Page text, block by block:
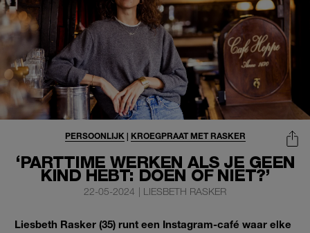
‘PARTTIME WERKEN ALS JE GEEN
KIND HEBT: DOEN OF NIET?’
PERSOONLIJK | KROEGPRAAT MET RASKER
22-05-2024 | LIESBETH RASKER
Liesbeth Rasker (35) runt een Instagram-café waar elke